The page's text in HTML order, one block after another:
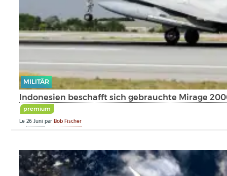
MILITÄR
Indonesien beschafft sich gebrauchte Mirage
premium
Le26 JuniparBob Fischer